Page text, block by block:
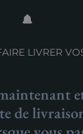
LIVRER
de